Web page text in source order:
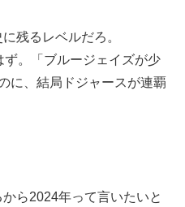
い日本でこんなものが売れ
いた日本の商品と
よ」 戦後の日本人の特別な
とドイツの病院食のあまり
い日本でこんなものが売れ
驚いた日本の商品と
残るレベルだろ。
。「ブルージェイズが少
に、結局ドジャースが連覇
ら2024年って言いたいと